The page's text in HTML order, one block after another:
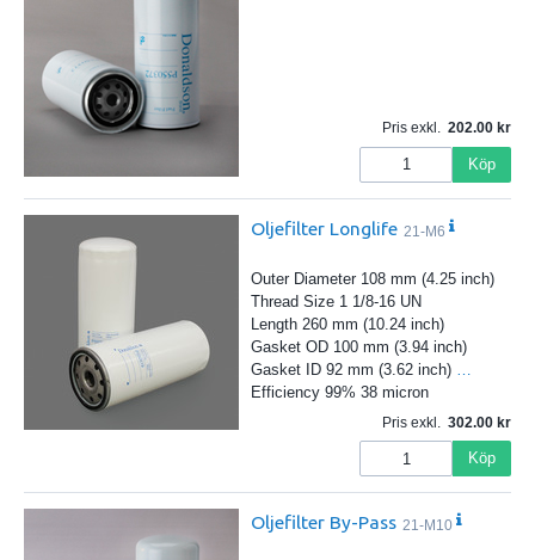
Pris exkl. 202.00
Köp
Oljefilter Longlife 21-M6
Outer Diameter 108 mm (4.25 inch)
Thread Size 1 1/8-16 UN
Length 260 mm (10.24 inch)
Gasket OD 100 mm (3.94 inch)
Gasket ID 92 mm (3.62 inch) …
Efficiency 99% 38 micron
Pris exkl. 302.00
Köp
Oljefilter By-Pass 21-M10